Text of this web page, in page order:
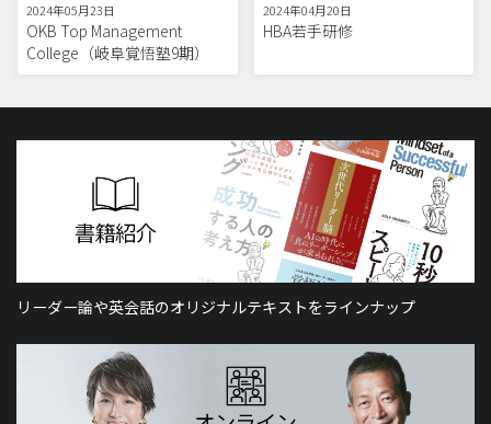
2024年05月23日
OKB Top Management
College（岐阜覚悟塾9期）
2024年04月20日
HBA若手研修
リーダー論や英会話のオリジナルテキストをラインナップ